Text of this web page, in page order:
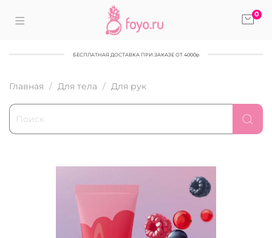
0
БЕСПЛАТНАЯ ДОСТАВКА ПРИ ЗАКАЗЕ ОТ 4000р
Главная Для тела Для рук